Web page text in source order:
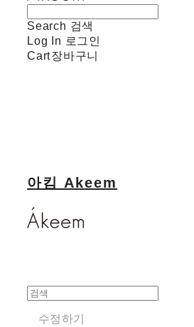
Search 검색
Log In 로그인
Cart장바구니
아킴 Akeem
수정하기